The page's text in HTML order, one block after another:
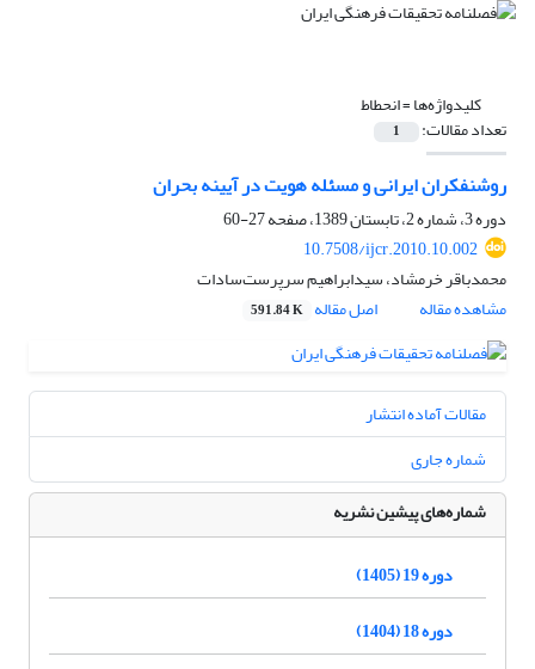
کلیدواژه‌ها =انحطاط
تعداد مقالات: 1
روشنفکران ایرانی و مسئله هویت در آیینه بحران
دوره 3، شماره 2، تابستان 1389، صفحه
27-60
10.7508/ijcr.2010.10.002
محمدباقر خرمشاد، سیدابراهیم سرپرست‌سادات
مشاهده مقاله
اصل مقاله 591.84 K
مقالات آماده انتشار
شماره جاری
شماره‌های پیشین نشریه
دوره 19 (1405)
دوره 18 (1404)